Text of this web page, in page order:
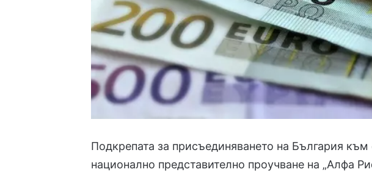
Подкрепата за присъединяването на България към
национално представително проучване на „Алфа